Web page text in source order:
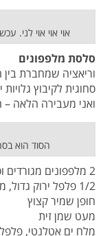
אוי אוי אוי לני.
סלסת מלפפונים
וריאציה שמחברת בין
סחוגית לקיבוץ
ואני מעבירה הלאה –
הסוד הוא
2 מלפפונים מגורדים וסחוטים היטב מנוזלים
1/2 פלפל ירוק גדול, מנוקה מגרעינים וקצוץ דק
חופן שמיר קצוץ
מעט שמן זית
מלח ים אטלנטי,